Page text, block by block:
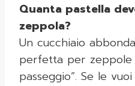
Quanta pastella
zeppola?
Un cucchiaio
perfetta per zeppole
passeggio”. Se le